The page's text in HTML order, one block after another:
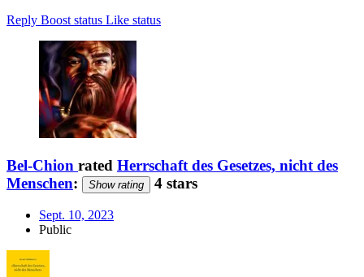
Reply Boost status Like status
Bel-Chion rated Herrschaft des Gesetzes, nicht des
Menschen: Show rating 4 stars
Sept. 10, 2023
Public